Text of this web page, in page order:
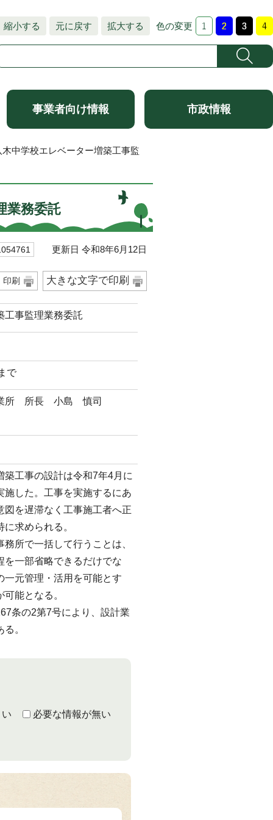
縮小する 元に戻す 拡大する 色の変更
事業者向け情報 市政情報
中学校エレベーター増築工事監
業務委託
更新日 令和8年6月12日
印刷 大きな文字で印刷
工事監理業務委託
で
所 所長 小島 慎司
工事の設計は令和7年4月に
した。工事を実施するにあ
を遅滞なく工事施工者へ正
求められる。
所で一括して行うことは、
を一部省略できるだけでな
一元管理・活用を可能とす
能となる。
条の2第7号により、設計業
。
必要な情報が無い